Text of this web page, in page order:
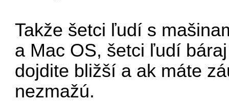
Takže šetci ľudí s
a Mac OS, šetci ľudí
dojdite bližší a ak máte
nezmažú.